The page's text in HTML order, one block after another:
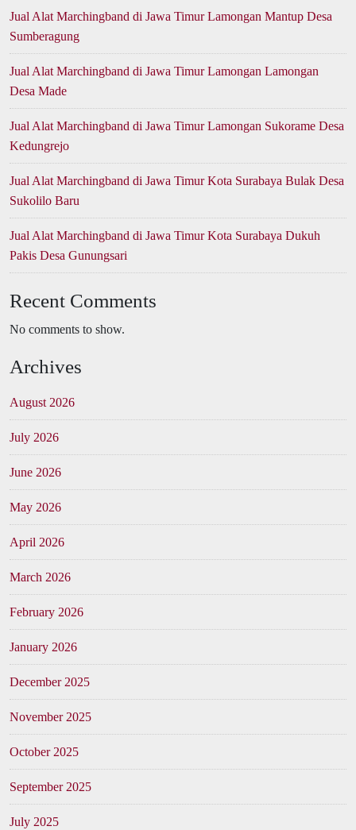
Jual Alat Marchingband di Jawa Timur Lamongan Mantup Desa
Sumberagung
Jual Alat Marchingband di Jawa Timur Lamongan Lamongan
Desa Made
Jual Alat Marchingband di Jawa Timur Lamongan Sukorame Desa
Kedungrejo
Jual Alat Marchingband di Jawa Timur Kota Surabaya Bulak Desa
Sukolilo Baru
Jual Alat Marchingband di Jawa Timur Kota Surabaya Dukuh
Pakis Desa Gunungsari
Recent Comments
No comments to show.
Archives
August 2026
July 2026
June 2026
May 2026
April 2026
March 2026
February 2026
January 2026
December 2025
November 2025
October 2025
September 2025
July 2025